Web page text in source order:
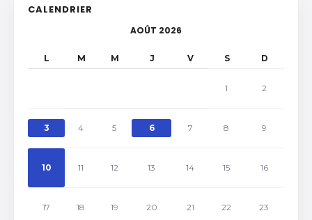
CALENDRIER
AOÛT 2026
L M M J V S D
1 2
3 4 5 6 7 8 9
10 11 12 13 14 15 16
17 18 19 20 21 22 23